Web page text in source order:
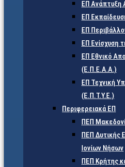
ΕΠ Ανάπτυξη
ΕΠ
ΕΠ
ΕΠ Ενίσχυση
ΕΠ Εθνικό
(Ε.Π.Ε.Α.Α.)
ΕΠ Τεχνική
(Ε.Π.Τ.Υ.Ε.)
Περιφερειακά ΕΠ
ΠΕΠ
ΠΕΠ Δυτικής
Ιονίων Νήσων
ΠΕΠ Κρήτης